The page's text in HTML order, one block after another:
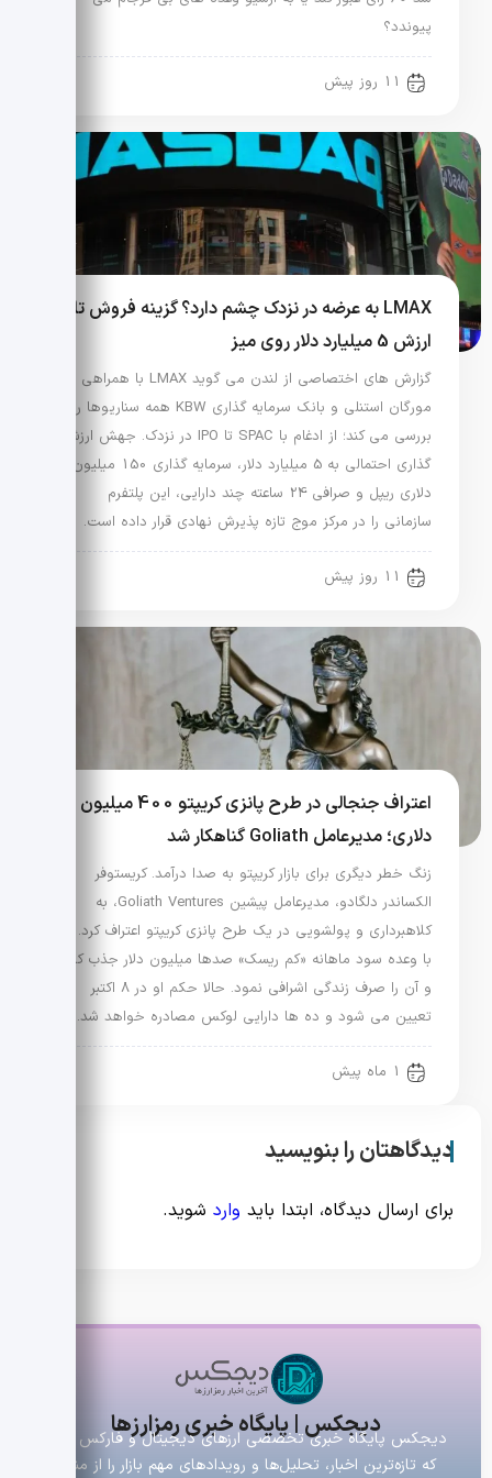
پیوندد؟
11 روز پیش
LMAX به عرضه در نزدک چشم دارد؟ گزینه فروش تا
ارزش 5 میلیارد دلار روی میز
گزارش های اختصاصی از لندن می گوید LMAX با همراهی
مورگان استنلی و بانک سرمایه گذاری KBW همه سناریوها را
بررسی می کند؛ از ادغام با SPAC تا IPO در نزدک. جهش ارزش
گذاری احتمالی به 5 میلیارد دلار، سرمایه گذاری 150 میلیون
دلاری ریپل و صرافی 24 ساعته چند دارایی، این پلتفرم
سازمانی را در مرکز موج تازه پذیرش نهادی قرار داده است.
11 روز پیش
اعتراف جنجالی در طرح پانزی کریپتو 400 میلیون
دلاری؛ مدیرعامل Goliath گناهکار شد
زنگ خطر دیگری برای بازار کریپتو به صدا درآمد. کریستوفر
الکساندر دلگادو، مدیرعامل پیشین Goliath Ventures، به
کلاهبرداری و پولشویی در یک طرح پانزی کریپتو اعتراف کرد. او
با وعده سود ماهانه «کم ریسک» صدها میلیون دلار جذب کرد
و آن را صرف زندگی اشرافی نمود. حالا حکم او در 8 اکتبر
تعیین می شود و ده ها دارایی لوکس مصادره خواهد شد.
1 ماه پیش
دیدگاهتان را بنویسید
برای ارسال دیدگاه، ابتدا باید وارد شوید.
دیجکس | پایگاه خبری رمزارزها
دیجکس پایگاه خبری تخصصی ارزهای دیجیتال و فارکس است
که تازه‌ترین اخبار، تحلیل‌ها و رویدادهای مهم بازار را از منابع